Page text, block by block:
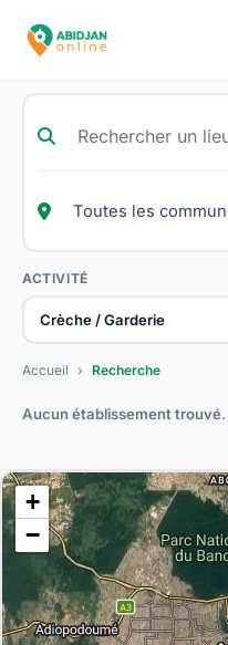
ACTIVITÉ
Crèche / Garderie
Accueil › Recherche
Aucun établissement trouvé.
+
−